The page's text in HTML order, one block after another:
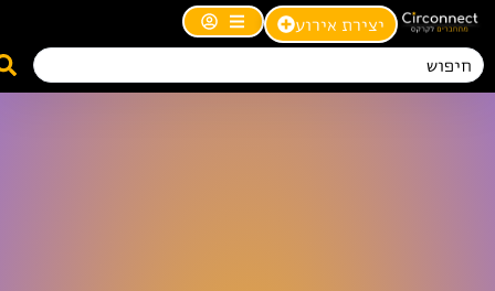
יצירת אירוע